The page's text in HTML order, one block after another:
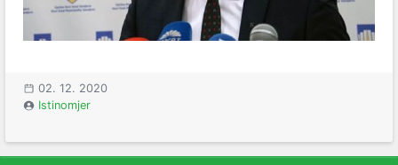
02. 12. 2020
Istinomjer